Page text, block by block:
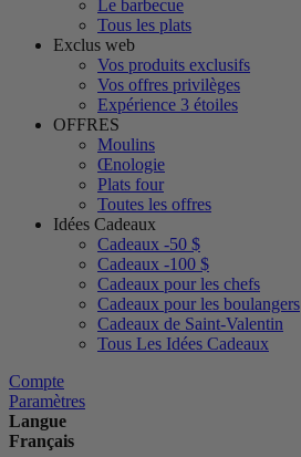
Le barbecue
Tous les plats
Exclus web
Vos produits exclusifs
Vos offres privilèges
Expérience 3 étoiles
OFFRES
Moulins
Œnologie
Plats four
Toutes les offres
Idées Cadeaux
Cadeaux -50 $
Cadeaux -100 $
Cadeaux pour les chefs
Cadeaux pour les boulangers
Cadeaux de Saint-Valentin
Tous Les Idées Cadeaux
Compte
Paramètres
Langue
Français